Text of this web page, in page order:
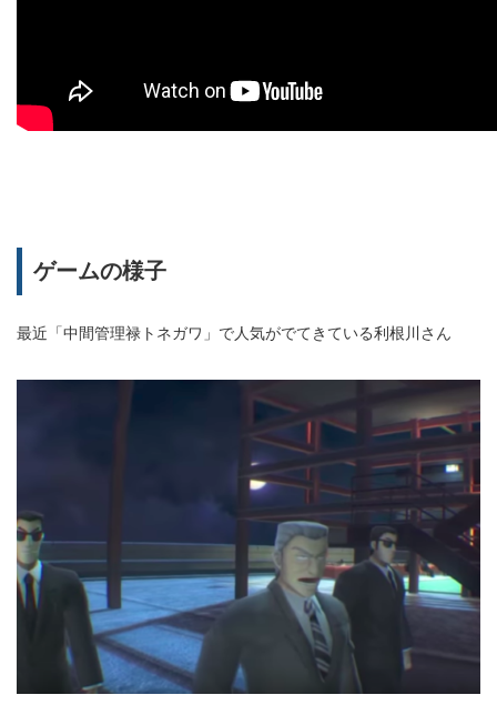
ゲームの様子
最近「中間管理禄トネガワ」で人気がでてきている利根川さん